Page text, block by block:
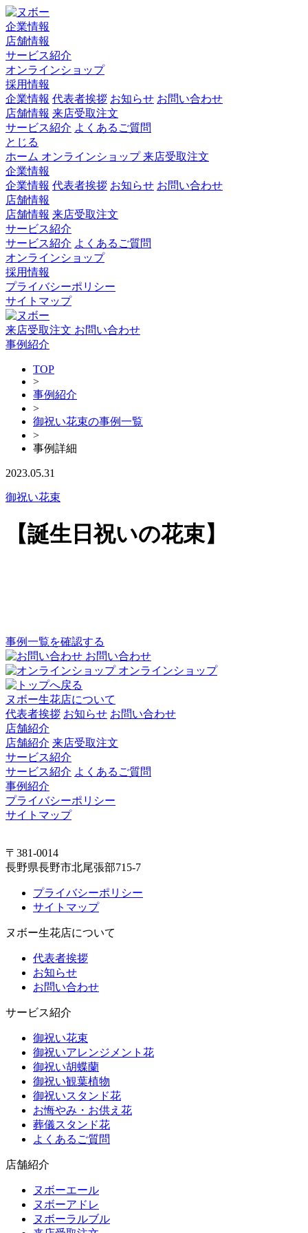
企業情報
店舗情報
サービス紹介
オンラインショップ
採用情報
企業情報 代表者挨拶 お知らせ お問い合わせ
店舗情報 来店受取注文
サービス紹介 よくあるご質問
とじる
ホーム オンラインショップ来店受取注文
企業情報
企業情報 代表者挨拶 お知らせ お問い合わせ
店舗情報
店舗情報 来店受取注文
サービス紹介
サービス紹介 よくあるご質問
オンラインショップ
採用情報
プライバシーポリシー
サイトマップ
来店受取注文 お問い合わせ
事例紹介
TOP
>
事例紹介
>
御祝い花束の事例一覧
>
事例詳細
2023.05.31
御祝い花束
【誕生日祝いの花束】
事例一覧を確認する
お問い合わせ
オンラインショップ
ヌボー生花店について
代表者挨拶 お知らせ お問い合わせ
店舗紹介
店舗紹介 来店受取注文
サービス紹介
サービス紹介 よくあるご質問
事例紹介
プライバシーポリシー
サイトマップ
〒381-0014
長野県長野市北尾張部715-7
プライバシーポリシー
サイトマップ
ヌボー生花店について
代表者挨拶
お知らせ
お問い合わせ
サービス紹介
御祝い花束
御祝いアレンジメント花
御祝い胡蝶蘭
御祝い観葉植物
御祝いスタンド花
お悔やみ・お供え花
葬儀スタンド花
よくあるご質問
店舗紹介
ヌボーエール
ヌボーアドレ
ヌボーラルブル